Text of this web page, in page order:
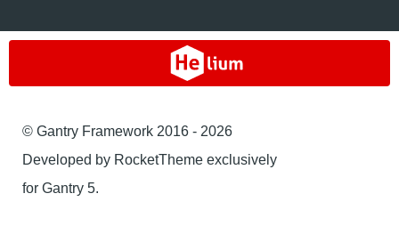
© Gantry Framework 2016 - 2026
Developed by RocketTheme exclusively
for Gantry 5.